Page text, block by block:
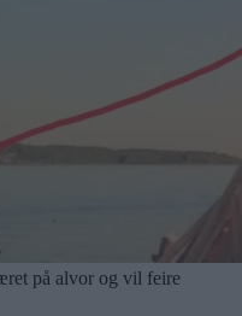
på alvor og vil feire